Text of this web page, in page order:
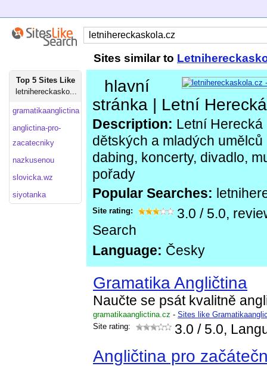
Sites similar to
Top 5 Sites Like
letnihereckasko...
gramatikaanglictina
anglictina-pro-
zacatecniky
nazkusenou
slovicka.wz
siyotanka
hlavní
stránka | Letní
Description: Letní
dětských a mladých umělců
dabing, koncerty, divadlo,
pořady
Popular Searches:
Site rating: 3.0 / 5.0,
Search
Language: Česky
Gramatika Angličtina
Naučte se psát kvalitně
gramatikaanglictina.cz - Sites like
Site rating:
3.0 / 5.0,
Angličtina pro